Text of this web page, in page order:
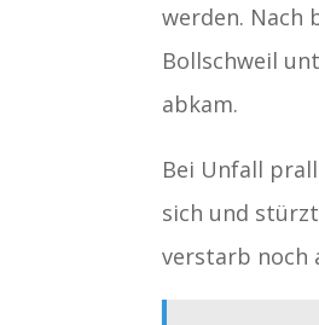
werden. Nach
Bollschweil
abkam.
Bei Unfall
sich und
verstarb noch